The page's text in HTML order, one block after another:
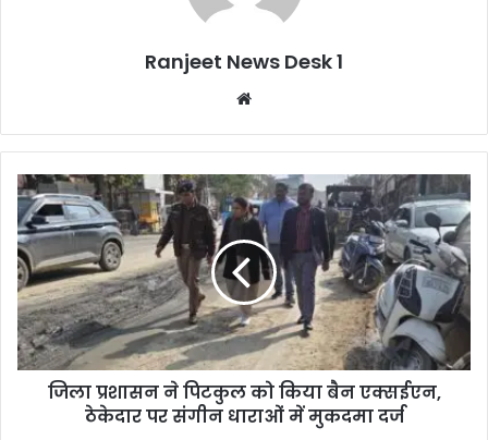
Ranjeet News Desk 1
te
जिला प्रशासन ने पिटकुल को किया बैन एक्सईएन,
ठेकेदार पर संगीन धाराओं में मुकदमा दर्ज